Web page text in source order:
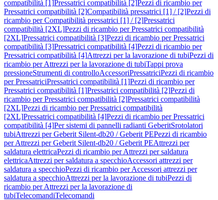
compatibilità [1]Pressatrici compatibilità [2]Pezzi di ricambio per
Pressatrici compatibilità [2]Compatibilità pressatrici [1] / [2]Pezzi di
ricambio per Compatibilità pressatrici [1] / [2]Pressatrici
compatibilità [2XL]Pezzi di ricambio per Pressatrici compatibilità
[2XL]Pressatrici compatibilità [3]Pezzi di ricambio per Pressatrici
compatibilità [3]Pressatrici compatibilità [4]Pezzi di ricambio per
Pressatrici compatibilità [4]Attrezzi per la lavorazione di tubiPezzi di
ricambio per Attrezzi per la lavorazione di tubiTappi prova
pressioneStrumenti di controlloAccessoriPressatriciPezzi di ricambio
per PressatriciPressatrici compatibilità [1]Pezzi di ricambio per
Pressatrici compatibilità [1]Pressatrici compatibilità [2]Pezzi di
ricambio per Pressatrici compatibilità [2]Pressatrici compatibilità
[2XL]Pezzi di ricambio per Pressatrici compatibilità
[2XL]Pressatrici compatibilità [4]Pezzi di ricambio per Pressatrici
compatibilità [4]Per sistemi di pannelli radianti GeberitSrotolatori
tubiAttrezzi per Geberit Silent-db20 / Geberit PEPezzi di ricambio
per Attrezzi per Geberit Silent-db20 / Geberit PEAttrezzi per
saldatura elettricaPezzi di ricambio per Attrezzi per saldatura
elettricaAttrezzi per saldatura a specchioAccessori attrezzi per
saldatura a specchioPezzi di ricambio per Accessori attrezzi per
saldatura a specchioAttrezzi per la lavorazione di tubiPezzi di
ricambio per Attrezzi per la lavorazione di
tubiTelecomandiTelecomandi